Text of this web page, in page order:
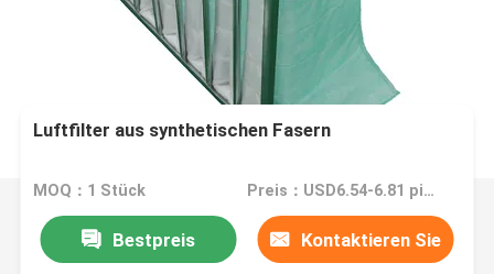
Luftfilter aus synthetischen Fasern
MOQ：1 Stück Preis：USD6.54-6.81 piece
Bestpreis Kontaktieren Sie